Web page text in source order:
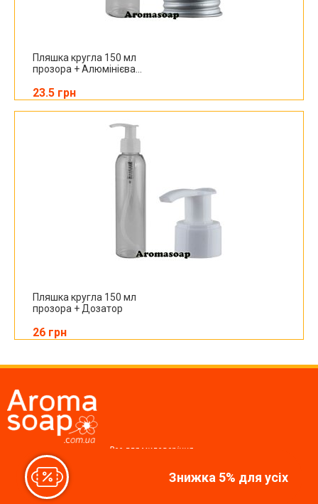
Пляшка кругла 150 мл
прозора + Алюмінієва...
23.5 грн
Пляшка кругла 150 мл
прозора + Дозатор
26 грн
Знижка 5% для усіх
Все для миловаріння,
Ми у соцмережах: